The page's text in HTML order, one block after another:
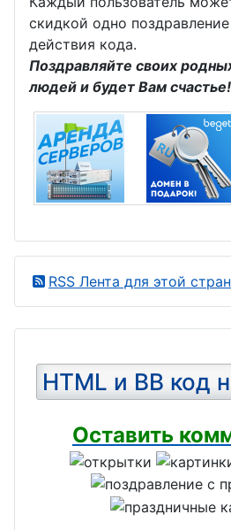
скидкой одно
действия кода.
Поздравляйте своих
людей и будет Вам счастье!
RSS Лента для этой
HTML и BB код
Оставить